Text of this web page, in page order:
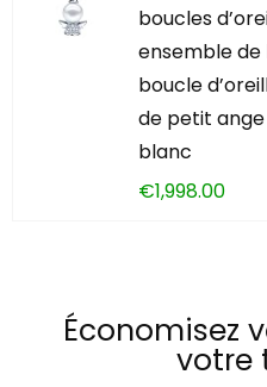
boucles
ensemble de
boucle
de petit
blanc
€1,998.00
Économisez
votre